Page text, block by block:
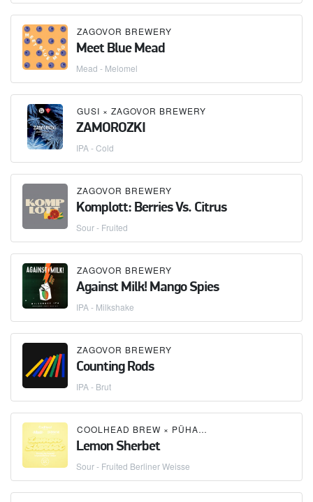
ZAGOVOR BREWERY
Meet Blue Mead
Mead - Melomel
GUSI × ZAGOVOR BREWERY
ZAMOROZKI
IPA - Cold
ZAGOVOR BREWERY
Komplott: Berries Vs. Citrus
Sour - Fruited
ZAGOVOR BREWERY
Against Milk! Mango Spies
IPA - Milkshake
ZAGOVOR BREWERY
Counting Rods
IPA - Brut
COOLHEAD BREW × PÜHASTE BREWERY
Lemon Sherbet
Sour - Fruited Berliner Weisse